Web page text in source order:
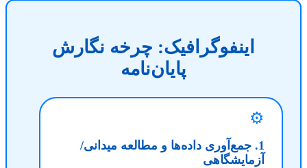
اینفوگرافیک: چرخه نگارش
پایان‌نامه
⚙️
1. جمع‌آوری داده‌ها و مطالعه میدانی/
آزمایشگاهی